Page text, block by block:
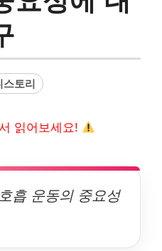
스토리
읽어보세요!
흡 운동의 중요성